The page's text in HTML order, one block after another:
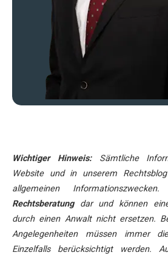
Wichtiger Hinweis:Sämtliche
Website und in unserem
allgemeinen
Rechtsberatungdar und können
durch einen Anwalt nicht ersetzen.
Angelegenheiten müssen immer
Einzelfalls berücksichtigt werden.